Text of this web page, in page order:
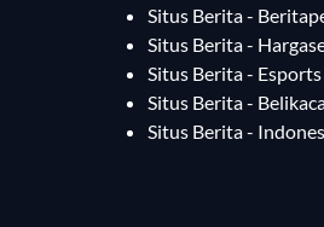
Situs Berita -
Situs Berita -
Situs Berita - Esports
Situs Berita -
Situs Berita -